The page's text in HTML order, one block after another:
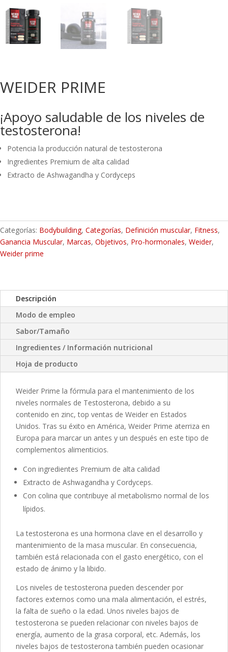
WEIDER PRIME
¡Apoyo saludable de los niveles de
testosterona!
Potencia la producción natural de testosterona
Ingredientes Premium de alta calidad
Extracto de Ashwagandha y Cordyceps
Categorías: Bodybuilding, Categorías, Definición muscular, Fitness,
Ganancia Muscular, Marcas, Objetivos, Pro-hormonales, Weider,
Weider prime
Descripción
Modo de empleo
Sabor/Tamaño
Ingredientes / Información nutricional
Hoja de producto
Weider Prime la fórmula para el mantenimiento de los
niveles normales de Testosterona, debido a su
contenido en zinc, top ventas de Weider en Estados
Unidos. Tras su éxito en América, Weider Prime aterriza en
Europa para marcar un antes y un después en este tipo de
complementos alimenticios.
Con ingredientes Premium de alta calidad
Extracto de Ashwagandha y Cordyceps.
Con colina que contribuye al metabolismo normal de los
lípidos.
La testosterona es una hormona clave en el desarrollo y
mantenimiento de la masa muscular. En consecuencia,
también está relacionada con el gasto energético, con el
estado de ánimo y la libido.
Los niveles de testosterona pueden descender por
factores externos como una mala alimentación, el estrés,
la falta de sueño o la edad. Unos niveles bajos de
testosterona se pueden relacionar con niveles bajos de
energía, aumento de la grasa corporal, etc. Además, los
niveles bajos de testosterona también pueden ocasionar